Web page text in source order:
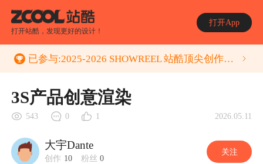
打开站酷，发现更好的设计！
打开App
已参与:2025-2026 SHOWREEL 站酷顶尖创作者年度作品集 征集活动
3S产品创意渲染
543 0 1 2026.05.11
大宇Dante
创作 10 粉丝 0
关注